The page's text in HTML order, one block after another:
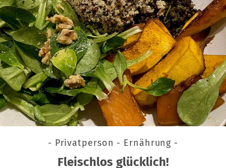
- Privatperson - Ernährung -
Fleischlos glücklich!